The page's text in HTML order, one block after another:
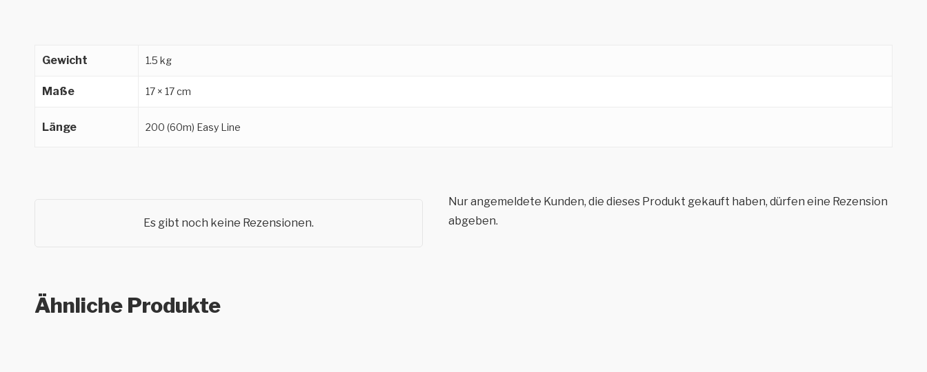
Gewicht 1.5 kg
Maße 17 × 17 cm
Länge 200 (60m) Easy Line
Es gibt noch keine Rezensionen.
Nur angemeldete Kunden, die dieses Produkt gekauft haben, dürfen eine Rezension
abgeben.
Ähnliche Produkte